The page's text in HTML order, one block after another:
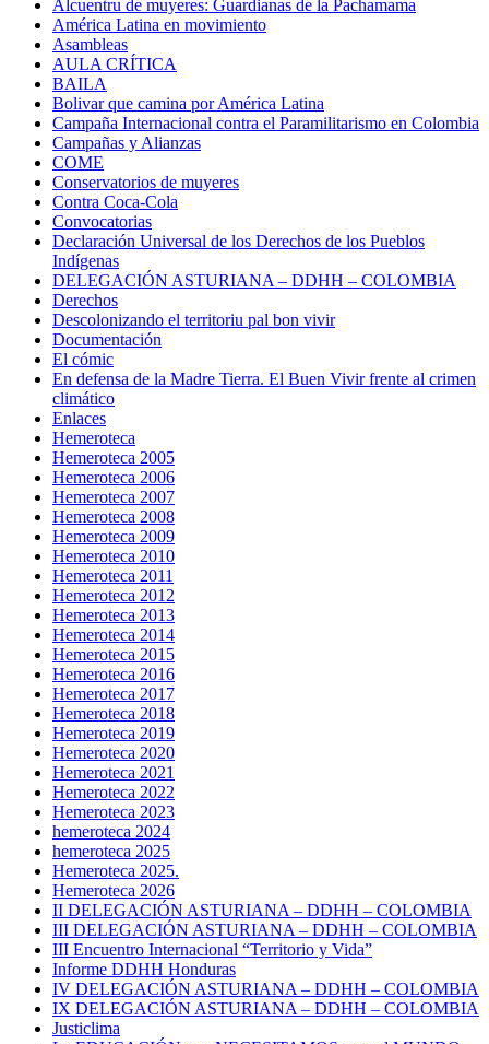
Alcuentru de muyeres: Guardianas de la Pachamama
América Latina en movimiento
Asambleas
AULA CRÍTICA
BAILA
Bolivar que camina por América Latina
Campaña Internacional contra el Paramilitarismo en Colombia
Campañas y Alianzas
COME
Conservatorios de muyeres
Contra Coca-Cola
Convocatorias
Declaración Universal de los Derechos de los Pueblos
Indígenas
DELEGACIÓN ASTURIANA – DDHH – COLOMBIA
Derechos
Descolonizando el territoriu pal bon vivir
Documentación
El cómic
En defensa de la Madre Tierra. El Buen Vivir frente al crimen
climático
Enlaces
Hemeroteca
Hemeroteca 2005
Hemeroteca 2006
Hemeroteca 2007
Hemeroteca 2008
Hemeroteca 2009
Hemeroteca 2010
Hemeroteca 2011
Hemeroteca 2012
Hemeroteca 2013
Hemeroteca 2014
Hemeroteca 2015
Hemeroteca 2016
Hemeroteca 2017
Hemeroteca 2018
Hemeroteca 2019
Hemeroteca 2020
Hemeroteca 2021
Hemeroteca 2022
Hemeroteca 2023
hemeroteca 2024
hemeroteca 2025
Hemeroteca 2025.
Hemeroteca 2026
II DELEGACIÓN ASTURIANA – DDHH – COLOMBIA
III DELEGACIÓN ASTURIANA – DDHH – COLOMBIA
III Encuentro Internacional “Territorio y Vida”
Informe DDHH Honduras
IV DELEGACIÓN ASTURIANA – DDHH – COLOMBIA
IX DELEGACIÓN ASTURIANA – DDHH – COLOMBIA
Justiclima